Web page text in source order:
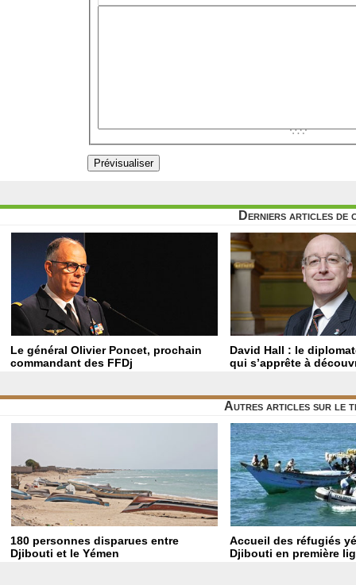
Derniers articles de
Le général Olivier Poncet, prochain
commandant des FFDj
David Hall : le
qui s’apprête à
Autres articles sur le
180 personnes disparues entre
Djibouti et le Yémen
Accueil des réfugiés
Djibouti en première